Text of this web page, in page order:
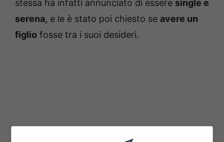
stessa ha infatti annunciato di essere single e
serena, e le è stato poi chiesto se avere un
figlio fosse tra i suoi desideri.